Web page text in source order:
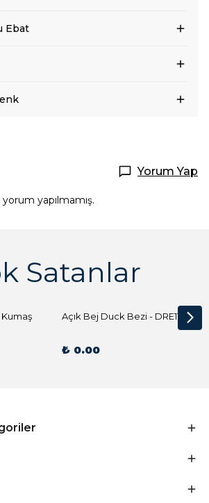
Ebat
Yorum Yap
yapılmamış.
Satanlar
Kumaş Açık Bej Duck Bezi - DRE1144 Kumaş Peçete
₺ 0.00